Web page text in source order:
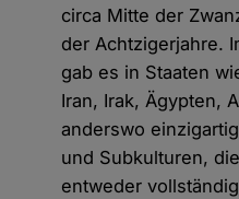
circa Mitte der
der Achtzigerjahre.
gab es in Staaten
Iran, Irak, Ägypten,
anderswo
und Subkulturen,
entweder